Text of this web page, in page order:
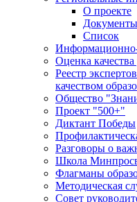
О проекте
Документы
Список
Оценка
Реестр
качеством
Общество
Проект "500+"
Диктант Победы
Разговоры о
Школа
Флагманы
Методическая
Совет